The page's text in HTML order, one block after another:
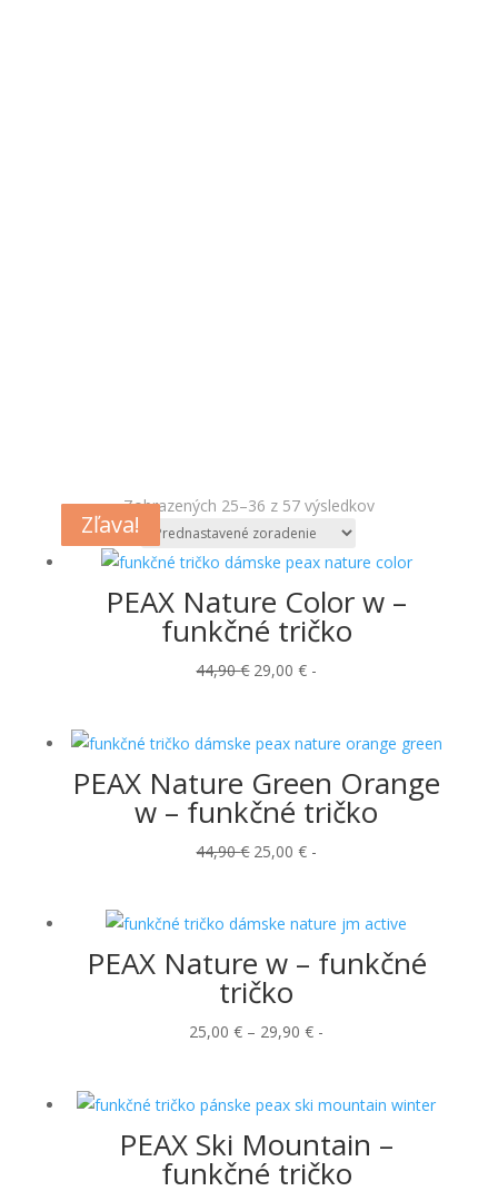
Zobrazených 25–36 z 57 výsledkov
Zľava!
PEAX Nature Color w –
funkčné tričko
44,90€ Pôvodná
44,90 €.
29,00€Aktuálna
29,00 €.
-
Zľava!
PEAX Nature Green Orange
w – funkčné tričko
44,90€ Pôvodná
44,90 €.
25,00€Aktuálna
25,00 €.
-
Zľava!
PEAX Nature w – funkčné
tričko
25,00€ – 29,90€Price
through
29,90 €
-
Zľava!
PEAX Ski Mountain –
funkčné tričko
Zľava!
Zľava!
Zľava!
Zľava!
Zľava!